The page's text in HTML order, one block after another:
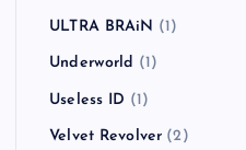
ULTRA BRAiN (1)
Underworld (1)
Useless ID (1)
Velvet Revolver (2)